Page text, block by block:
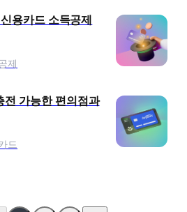
용카드 소득공제
제
전 가능한 편의점과
드